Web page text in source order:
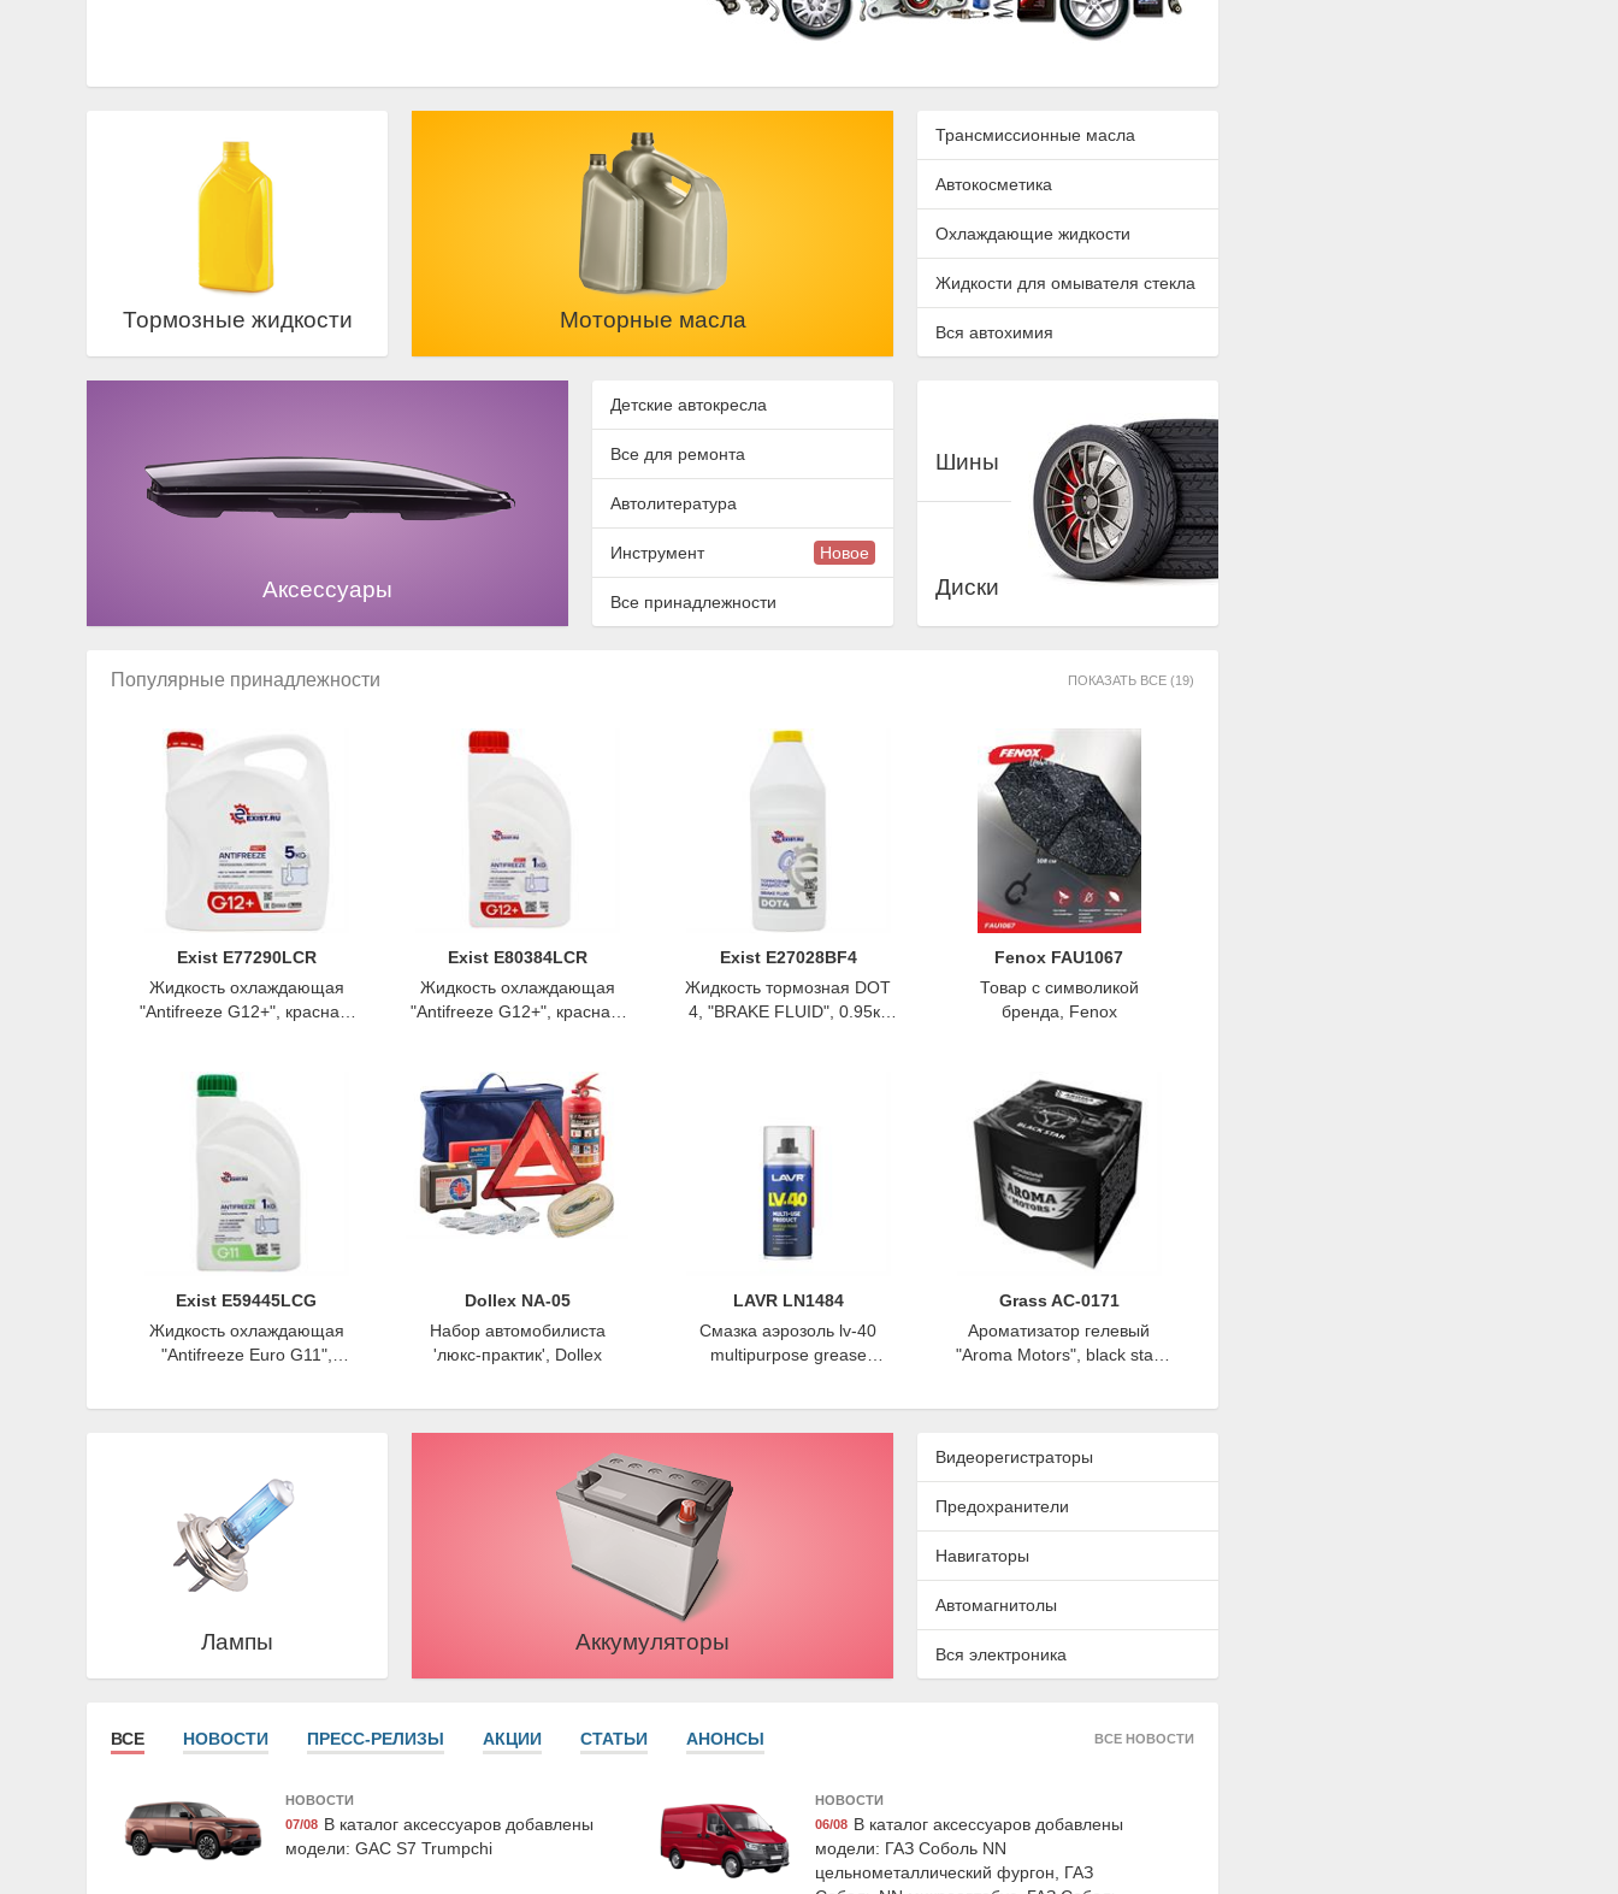
Тормозные жидкости Моторные масла
Трансмиссионные масла
Автокосметика
Охлаждающие жидкости
Жидкости для омывателя стекла
Вся автохимия
Аксессуары
Детские автокресла
Все для ремонта
Автолитература
Инструмент Новое
Все принадлежности
Шины
Диски
Популярные принадлежности ПОКАЗАТЬ ВСЕ (19)
Exist E77290LCR
Жидкость охлаждающая
"Antifreeze G12+", красная,
Exist E80384LCR
Жидкость охлаждающая
"Antifreeze G12+", красная,
Exist E27028BF4
Жидкость тормозная DOT
4, "BRAKE FLUID", 0.95кг,
Fenox FAU1067
Товар с символикой
бренда, Fenox
Exist E59445LCG
Жидкость охлаждающая
"Antifreeze Euro G11",
Dollex NA-05
Набор автомобилиста
'люкс-практик', Dollex
LAVR LN1484
Смазка аэрозоль lv-40
multipurpose grease
Grass AC-0171
Ароматизатор гелевый
"Aroma Motors", black star,
Airline AFU-S-03
10шт, Airline
Suprotec 120987
Suprotec 122882
супротек "SDA", 100мл,
Лампы Аккумуляторы
Видеорегистраторы
Предохранители
Навигаторы
Автомагнитолы
Вся электроника
ВСЕ НОВОСТИ ПРЕСС-РЕЛИЗЫ АКЦИИ СТАТЬИ АНОНСЫ ВСЕ НОВОСТИ
НОВОСТИ
07/08 В каталог аксессуаров добавлены
модели: GAC S7 Trumpchi
НОВОСТИ
06/08 В каталог аксессуаров добавлены
модели: ГАЗ Соболь NN
цельнометаллический фургон, ГАЗ